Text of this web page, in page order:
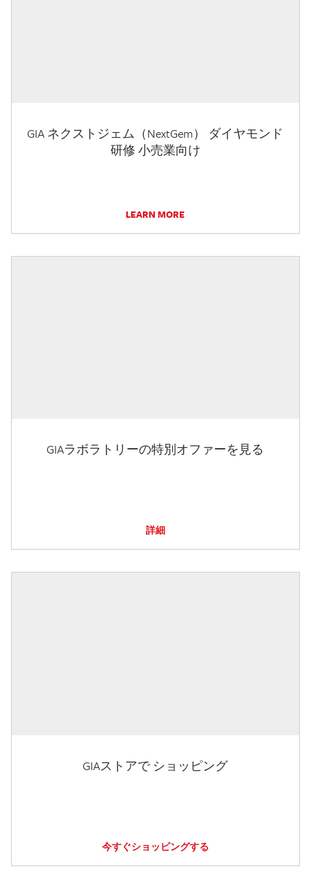
GIA ネクストジェム（NextGem） ダイヤモンド
研修 小売業向け
LEARN MORE
GIAラボラトリーの特別オファーを見る
詳細
GIAストアで ショッピング
今すぐショッピングする